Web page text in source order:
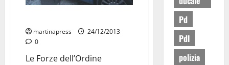
martinapress
24/12/2013
0
Le Forze dell’Ordine
Pd
Pdl
polizia